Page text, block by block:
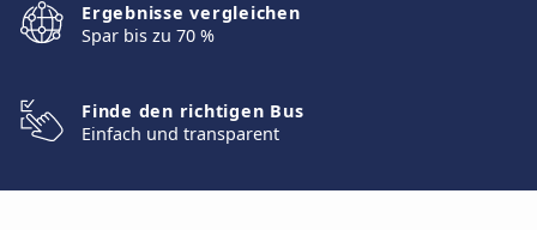
Ergebnisse vergleichen
Spar bis zu 70 %
Finde den richtigen Bus
Einfach und transparent